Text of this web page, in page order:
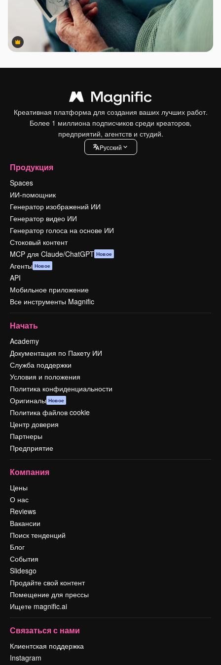
Premium
Premium
Креативная платформа для создания ваших лучших работ.
Более 1 миллиона подписчиков среди креаторов,
предприятий, агентств и студий.
Pусский
Продукция
Spaces
ИИ-помощник
Генератор изображений ИИ
Генератор видео ИИ
Генератор голоса на основе ИИ
Стоковый контент
MCP для Claude/ChatGPT Новое
Агенты Новое
API
Мобильное приложение
Все инструменты Magnific
Начать
Academy
Документация по Пакету ИИ
Служба поддержки
Условия и положения
Политика конфиденциальности
Оригиналы Новое
Политика файлов cookie
Центр доверия
Партнеры
Предприятие
Компания
Цены
О нас
Reviews
Вакансии
Поиск тенденций
Блог
События
Slidesgo
Продайте свой контент
Помещение для прессы
Ищете magnific.ai
Связаться с нами
Клиентская поддержка
Instagram